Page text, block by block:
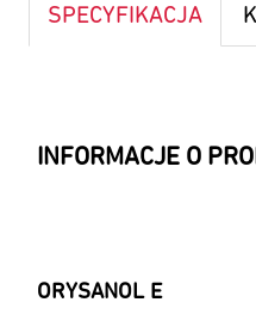
SPECYFIKACJA
INFORMACJE O
ORYSANOL E